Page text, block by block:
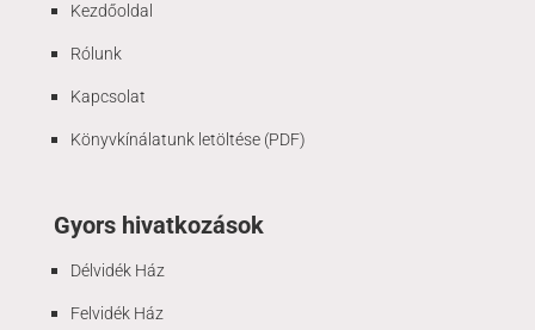
Kezdőoldal
Rólunk
Kapcsolat
Könyvkínálatunk letöltése (PDF)
Gyors hivatkozások
Délvidék Ház
Felvidék Ház